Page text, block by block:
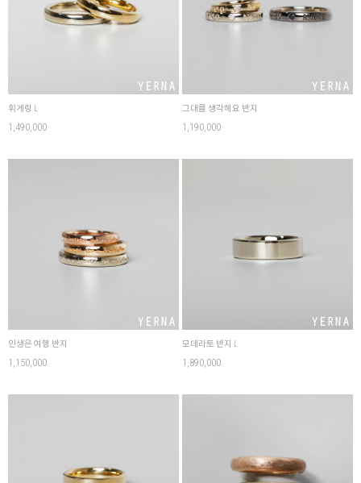
휘게링 L
1,490,000
그대를 생각해요 반지
1,190,000
인생은 여행 반지
1,150,000
모데라토 반지 L
1,890,000